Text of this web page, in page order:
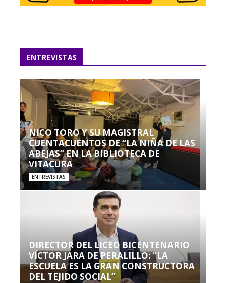
ENTREVISTAS
NICO TORO Y SU MAGISTRAL
CUENTACUENTOS DE “LA NIÑA DE LAS
ABEJAS” EN LA BIBLIOTECA DE
VITACURA
ENTREVISTAS
DIRECTOR DEL LICEO BICENTENARIO
VÍCTOR JARA DE PERALILLO: “LA
ESCUELA ES LA GRAN CONSTRUCTORA
DEL TEJIDO SOCIAL”